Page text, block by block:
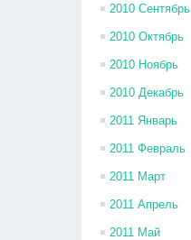
2010 Сентябрь
2010 Октябрь
2010 Ноябрь
2010 Декабрь
2011 Январь
2011 Февраль
2011 Март
2011 Апрель
2011 Май